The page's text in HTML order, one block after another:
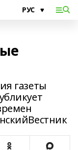
газеты